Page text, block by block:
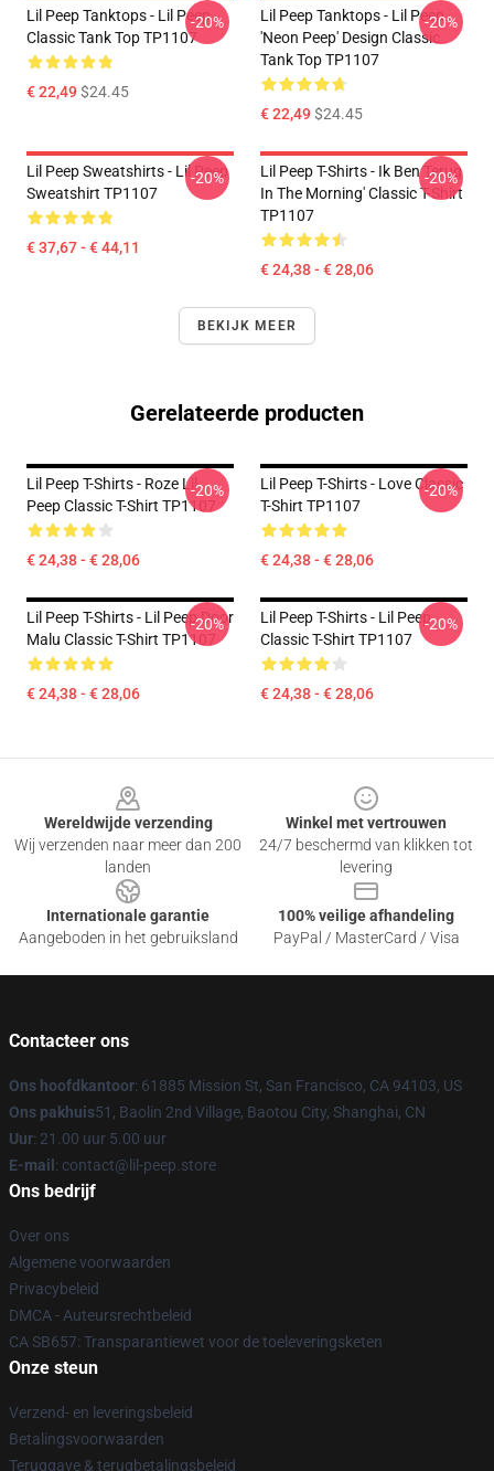
Lil Peep Tanktops - Lil Peep
Classic Tank Top TP1107
€ 22,49$24.45
-20%
Lil Peep Tanktops - Lil Peep
'Neon Peep' Design Classic
Tank Top TP1107
€ 22,49$24.45
-20%
Lil Peep Sweatshirts - Lil Peep
Sweatshirt TP1107
€ 37,67 - € 44,11
-20%
Lil Peep T-Shirts - Ik Ben Terug
In The Morning' Classic T-Shirt
TP1107
€ 24,38 - € 28,06
-20%
BEKIJK MEER
Gerelateerde producten
Lil Peep T-Shirts - Roze Lil
Peep Classic T-Shirt TP1107
€ 24,38 - € 28,06
-20%
Lil Peep T-Shirts - Love Classic
T-Shirt TP1107
€ 24,38 - € 28,06
-20%
Lil Peep T-Shirts - Lil Peep Door
Malu Classic T-Shirt TP1107
€ 24,38 - € 28,06
-20%
Lil Peep T-Shirts - Lil Peep
Classic T-Shirt TP1107
€ 24,38 - € 28,06
-20%
Wereldwijde verzending
Wij verzenden naar meer dan 200
landen
Winkel met vertrouwen
24/7 beschermd van klikken tot
levering
Internationale garantie
Aangeboden in het gebruiksland
100% veilige afhandeling
PayPal / MasterCard / Visa
Contacteer ons
Ons hoofdkantoor: 61885 Mission St, San Francisco, CA 94103, US
Ons pakhuis51, Baolin 2nd Village, Baotou City, Shanghai, CN
Uur: 21.00 uur 5.00 uur
E-mail : contact@lil-peep.store
Ons bedrijf
Over ons
Algemene voorwaarden
Privacybeleid
DMCA - Auteursrechtbeleid
CA SB657: Transparantiewet voor de toeleveringsketen
Onze steun
Verzend- en leveringsbeleid
Betalingsvoorwaarden
Teruggave & terugbetalingsbeleid